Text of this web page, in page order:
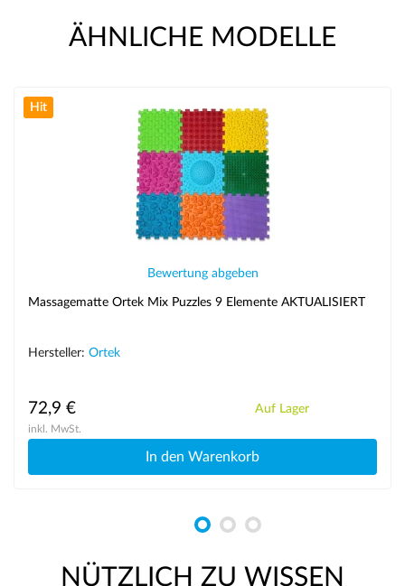
ÄHNLICHE MODELLE
Hit
Bewertung abgeben
Massagematte Ortek Mix Puzzles 9 Elemente AKTUALISIERT
Hersteller: Ortek
72,9 €
inkl. MwSt.
Auf Lager
In den Warenkorb
NÜTZLICH ZU WISSEN